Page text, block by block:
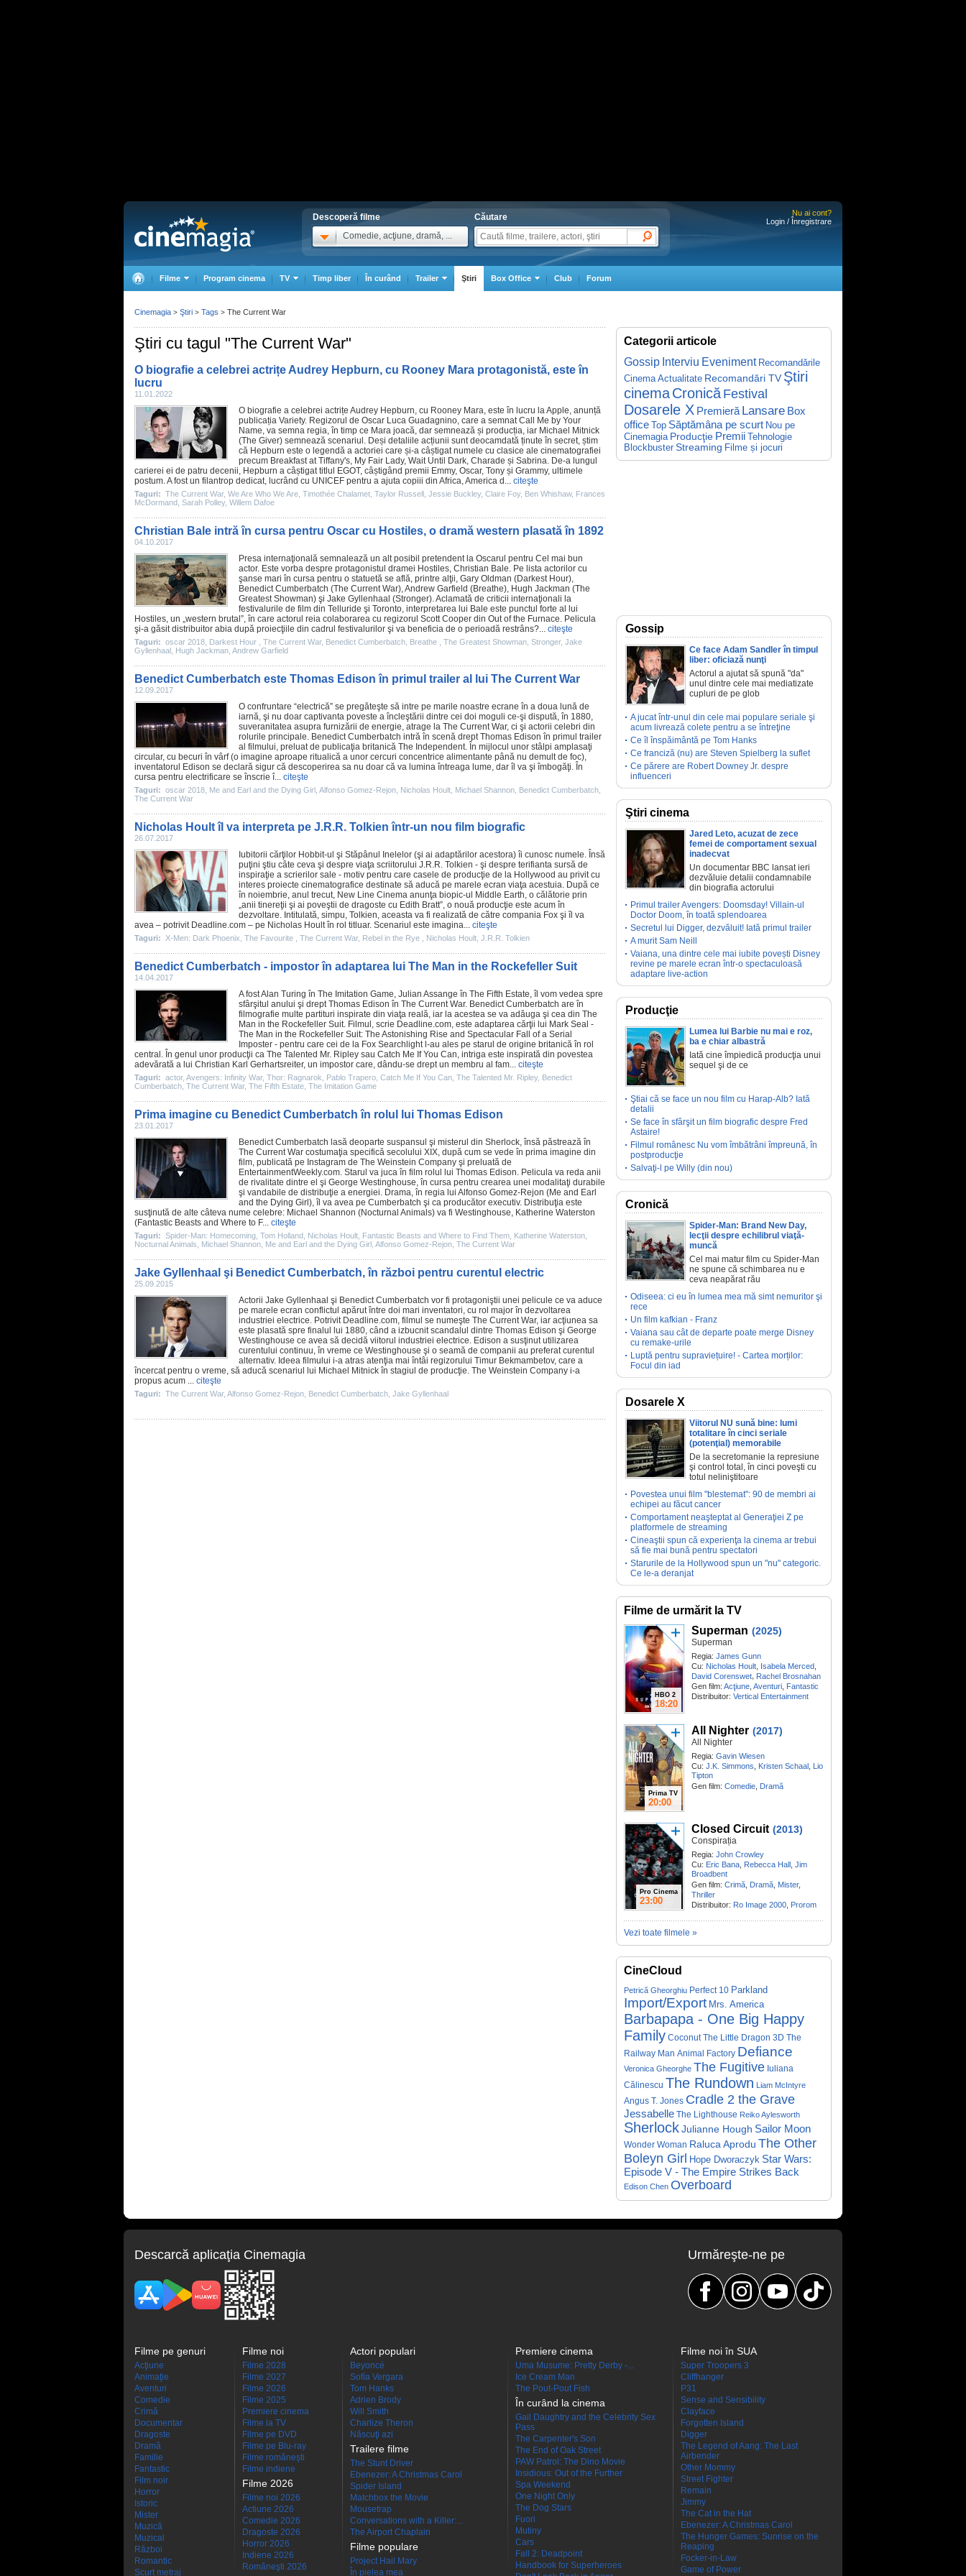
Descoperă filme
Comedie, acţiune, dramă, ...
Căutare
Nu ai cont?
Login / Înregistrare
Filme Program cinema TV Timp liber În curând Trailer Ştiri Box Office Club Forum
Ştiri cu tagul "The Current War"
O biografie a celebrei actrițe Audrey Hepburn, cu Rooney Mara protagonistă, este în
lucru
11.01.2022
O biografie a celebrei actrițe Audrey Hepburn, cu Rooney Mara, este în lucru la Apple, anunță
publicația Variety. Regizorul de Oscar Luca Guadagnino, care a semnat Call Me by Your
Name, va semna regia, în timp ce Mara joacă, dar semnează și producția, iar Michael Mitnick
(The Giver) semnează scenariul. Deși detaliile acțiunii sunt deocamdată ținute în secret, știm
că Hepburn este o legendă a actoriei care și-a câștigat numele cu clasice ale cinematografiei
precum Breakfast at Tiffany's, My Fair Lady, Wait Until Dark, Charade și Sabrina. De-a lungul
carierei ei de patru decenii, Hepburn a câștigat titlul EGOT, câștigând premii Emmy, Oscar, Tony și Grammy, ultimele
postum. A fost un filantrop dedicat, lucrând cu UNICEF pentru a ajuta copiii din Africa, America d... citeşte
Taguri: The Current War, We Are Who We Are Timothée Chalamet Taylor Russell Jessie Buckley, Claire Foy, Ben Whishaw, Frances
McDormand Sarah Polley, Willem Dafoe
Christian Bale intră în cursa pentru Oscar cu Hostiles, o dramă western plasată în 1892
04.10.2017
Presa internaţională semnalează un alt posibil pretendent la Oscarul pentru Cel mai bun
actor. Este vorba despre protagonistul dramei Hostiles, Christian Bale. Pe lista actorilor cu
şanse mari în cursa pentru o statuetă se află, printre alţii, Gary Oldman (Darkest Hour),
Benedict Cumberbatch (The Current War),Andrew Garfield (Breathe), Hugh Jackman (The
Greatest Showman) şi Jake Gyllenhaal (Stronger). Aclamată de criticii internaţionali la
festivalurile de film din Telluride şi Toronto, interpretarea lui Bale este punctul forte al lui
Hostiles, un „western brutal”, în care actorul reia colaborarea cu regizorul Scott Cooper din Out of the Furnace. Pelicula
şi-a găsit distribuitor abia după proiecţiile din cadrul festivalurilor şi va beneficia de o perioadă restrâns?... citeşte
Taguri: oscar 2018 Darkest Hour The Current War, Benedict Cumberbatch Breathe The Greatest Showman Stronger, Jake
Gyllenhaal Hugh Jackman Andrew Garfield
Benedict Cumberbatch este Thomas Edison în primul trailer al lui The Current War
12.09.2017
O confruntare “electrică” se pregăteşte să intre pe marile noastre ecrane în a doua lună de
iarnă, şi nu doar captivanta poveste a încleştării dintre cei doi moguli ce-şi dispută, în 1880,
suveranitatea asupra furnizării de energie, atrage la The Current War, ci şi actorii celebri din
rolurile principale. Benedict Cumberbatch intră în scenă drept Thomas Edison în primul trailer
al filmului, preluat de publicaţia britanică The Independent. În mijlocul unor stâlpi amplasaţi
circular, cu becuri în vârf (o imagine aproape ritualică a unor cercuri concentrice alimentante până nu demult de foc),
inventatorul Edison se declară sigur că descoperirea sa nu doar că va lumina întreaga lume, dar îl va şi îmbogăţi. În
cursa pentru electrificare se înscrie î... citeşte
Taguri: oscar 2018 Me and Earl and the Dying Girl Alfonso Gomez-Rejon Nicholas Hoult Michael Shannon Benedict Cumberbatch
The Current War
Nicholas Hoult îl va interpreta pe J.R.R. Tolkien într-un nou film biografic
26.07.2017
Iubitorii cărţilor Hobbit-ul şi Stăpânul Inelelor (şi ai adaptărilor acestora) îi cunosc numele. Însă
puţini ştiu câte ceva şi despre viaţa scriitorului J.R.R. Tolkien - şi despre terifianta sursă de
inspiraţie a scrierilor sale - motiv pentru care casele de producţie de la Hollywood au privit cu
interes proiecte cinematografice destinate să aducă pe marele ecran viaţa acestuia. După ce
în noiembrie, anul trecut, New Line Cinema anunţa biopic-ul Middle Earth, o călătorie prin
„anii tinereţii şi ai poveştii de dragoste cu Edith Bratt”, o nouă producţie este acum în
dezvoltare. Intitulată, simpu, Tolkien, aceasta va fi realizată de către compania Fox şi îl va
avea – potrivit Deadline.com – pe Nicholas Houltîn rol titluar. Scenariul este imagina... citeşte
Taguri: X-Men: Dark Phoenix The Favourite The Current War, Rebel in the Rye Nicholas Hoult J.R.R. Tolkien
Benedict Cumberbatch - impostor în adaptarea lui The Man in the Rockefeller Suit
14.04.2017
A fost Alan Turing în The Imitation Game, Julian Assange în The Fifth Estate, îl vom vedea spre
sfârşitul anului şi drept Thomas Edison în The Current War. Benedict Cumberbatch are în
filmografie multe partituri inspirate din viaţa reală, iar la acestea se va adăuga şi cea din The
Man in the Rockefeller Suit. Filmul , scrie Deadline.com, este adaptarea cărţii lui Mark Seal -
The Man in the Rockefeller Suit: The Astonishing Rise and Spectacular Fall of a Serial
Imposter - pentru care cei de la Fox Searchlight l-au ales pe starul de origine britanică în rol
central. În genul unor producţii ca The Talented Mr. Ripley sau Catch Me If You Can, intriga este inspirată din povestea
adevărată a lui Christian Karl Gerhartsreiter, un impostor care, dându-se drept un membru al fam... citeşte
Taguri: actor, Avengers: Infinity War, Thor: Ragnarok Pablo Trapero Catch Me If You Can The Talented Mr. Ripley, Benedict
Cumberbatch The Current War, The Fifth Estate The Imitation Game
Prima imagine cu Benedict Cumberbatch în rolul lui Thomas Edison
23.01.2017
Benedict Cumberbatch lasă deoparte suspansul şi misterul din Sherlock, însă păstrează în
The Current War costumaţia specifică secolului XIX, după cum se vede în prima imagine din
film, publicată pe Instagram de The Weinstein Company şi preluată de
EntertainmentWeekly.com. Starul va juca în film rolul lui Thomas Edison. Pelicula va reda anii
de rivalitate dintre el şi George Westinghouse, în cursa pentru crearea unei modalitaţi durabile
şi vandabile de distribuţie a energiei. Drama, în regia lui Alfonso Gomez-Rejon (Me and Earl
and the Dying Girl ), îl va avea pe Cumberbatch şi ca producător executiv. Distribuţia este
susţinută de alte câteva nume celebre: Michael Shannon (Nocturnal Animals) va fi Westinghouse, Katherine Waterston
(Fantastic Beasts and Where to F... citeşte
Taguri: Spider-Man: Homecoming Tom Holland Nicholas Hoult Fantastic Beasts and Where to Find Them Katherine Waterston
Nocturnal Animals
Michael Shannon Me and Earl and the Dying Girl Alfonso Gomez-Rejon The Current War
Jake Gyllenhaal şi Benedict Cumberbatch, în război pentru curentul electric
25.09.2015
Actorii Jake Gyllenhaal şi Benedict Cumberbatch vor fi protagoniştii unei pelicule ce va aduce
pe marele ecran conflictul apărut între doi mari inventatori, cu rol major în dezvoltarea
industriei electrice. Potrivit Deadline.com, filmul se numeşte The Current War, iar acţiunea sa
este plasată spre finalul lui 1880, când a izbucnit scandalul dintre Thomas Edison şi George
Westinghouse ce avea să decidă viitorul industriei electrice. Edison a susţinut utilizarea
curentului continuu, în vreme ce Westinghouse şi o seamă de companii au preferat curentul
alternativ. Ideea filmului i-a atras atenţia mai întâi regizorului Timur Bekmambetov, care a
încercat pentru o vreme, să aducă scenariul lui Michael Mitnick în stagiul de producţie. The Weinstein Company i-a
propus acum ... citeşte
Taguri: The Current War, Alfonso Gomez-Rejon Benedict Cumberbatch Jake Gyllenhaal
Categorii articole
Gossip Interviu Eveniment Recomandările
Cinema Actualitate Recomandări TV Ştiri
cinemaCronicăFestival
Dosarele X Premieră Lansare Box
office Top Săptămâna pe scurt Nou pe
Cinemagia Producţie Premii Tehnologie
Blockbuster Streaming Filme și jocuri
Gossip
Ce face Adam Sandler în timpul
liber: oficiază nunţi
Actorul a ajutat să spună "da"
unul dintre cele mai mediatizate
cupluri de pe glob
A jucat într-unul din cele mai populare seriale şi
acum livrează colete pentru a se întreţine
Ce îl înspăimântă pe Tom Hanks
Ce franciză (nu) are Steven Spielberg la suflet
Ce părere are Robert Downey Jr. despre
influenceri
Ştiri cinema
Jared Leto, acuzat de zece
femei de comportament sexual
inadecvat
Un documentar BBC lansat ieri
dezvăluie detalii condamnabile
din biografia actorului
Primul trailer Avengers: Doomsday! Villain-ul
Doctor Doom, în toată splendoarea
Secretul lui Digger, dezvăluit! Iată primul trailer
A murit Sam Neill
Vaiana, una dintre cele mai iubite povești Disney
revine pe marele ecran într-o spectaculoasă
adaptare live-action
Producţie
Lumea lui Barbie nu mai e roz,
ba e chiar albastră
Iată cine împiedică producţia unui
sequel şi de ce
Ştiai că se face un nou film cu Harap-Alb? Iată
detalii
Se face în sfârşit un film biografic despre Fred
Astaire!
Filmul românesc Nu vom îmbătrâni împreună, în
postproducţie
Salvaţi-l pe Willy (din nou)
Cronică
Spider-Man: Brand New Day,
lecţii despre echilibrul viaţă-
muncă
Cel mai matur film cu Spider-Man
ne spune că schimbarea nu e
ceva neapărat rău
Odiseea: ci eu în lumea mea mă simt nemuritor şi
rece
Un film kafkian - Franz
Vaiana sau cât de departe poate merge Disney
cu remake-urile
Luptă pentru supraviețuire! - Cartea morților:
Focul din iad
Dosarele X
Viitorul NU sună bine: lumi
totalitare în cinci seriale
(potenţial) memorabile
De la secretomanie la represiune
şi control total, în cinci poveşti cu
totul neliniştitoare
Povestea unui film "blestemat": 90 de membri ai
echipei au făcut cancer
Comportament neaşteptat al Generaţiei Z pe
platformele de streaming
Cineaştii spun că experienţa la cinema ar trebui
să fie mai bună pentru spectatori
Starurile de la Hollywood spun un "nu" categoric.
Ce le-a deranjat
Filme de urmărit la TV
HBO 2
18:20
Superman (2025)
Superman
Regia: James Gunn
Cu: Nicholas Hoult Isabela Merced
David Corenswet, Rachel Brosnahan
Gen film: Acţiune Aventuri Fantastic
Distribuitor: Vertical Entertainment
Prima TV
20:00
All Nighter (2017)
All Nighter
Regia: Gavin Wiesen
Cu: J.K. Simmons Kristen Schaal Lio
Tipton
Gen film: Comedie Dramă
Pro Cinema
23:00
Closed Circuit (2013)
Conspirația
Regia: John Crowley
Cu: Eric Bana Rebecca Hall Jim
Broadbent
Gen film: Crimă Dramă Mister,
Thriller
Distribuitor: Ro Image 2000 Prorom
Vezi toate filmele »
CineCloud
Petrică Gheorghiu Perfect 10 Parkland
Import/Export Mrs. America
Barbapapa - One Big Happy
Family Coconut The Little Dragon 3D The
Railway Man Animal Factory Defiance
Veronica Gheorghe The Fugitive Iuliana
Călinescu The Rundown Liam McIntyre
Angus T. Jones Cradle 2 the Grave
Jessabelle The Lighthouse Reiko Aylesworth
SherlockJulianne Hough Sailor Moon
Wonder Woman Raluca Aprodu The Other
Boleyn Girl Hope Dworaczyk Star Wars:
Episode V - The Empire Strikes Back
Edison Chen Overboard
Cinemagia > Ştiri > Tags > The Current War
Descarcă aplicaţia Cinemagia Urmăreşte-ne pe
Filme pe genuri
Acţiune
Animaţie
Aventuri
Comedie
Crimă
Documentar
Dragoste
Dramă
Familie
Fantastic
Film noir
Horror
Istoric
Mister
Muzică
Muzical
Război
Romantic
Scurt metraj
Filme noi
Filme 2028
Filme 2027
Filme 2026
Filme 2025
Premiere cinema
Filme la TV
Filme pe DVD
Filme pe Blu-ray
Filme româneşti
Filme indiene
Filme 2026
Filme noi 2026
Actiune 2026
Comedie 2026
Dragoste 2026
Horror 2026
Indiene 2026
Româneşti 2026
Actori populari
Beyoncé
Sofía Vergara
Tom Hanks
Adrien Brody
Will Smith
Charlize Theron
Născuţi azi
Trailere filme
The Stunt Driver
Ebenezer: A Christmas Carol
Spider Island
Matchbox the Movie
Mousetrap
Conversations with a Killer:...
The Airport Chaplain
Filme populare
Project Hail Mary
În pielea mea
Premiere cinema
Uma Musume: Pretty Derby -...
Ice Cream Man
The Pout-Pout Fish
În curând la cinema
Gail Daughtry and the Celebrity Sex
Pass
The Carpenter's Son
The End of Oak Street
PAW Patrol: The Dino Movie
Insidious: Out of the Further
Spa Weekend
One Night Only
The Dog Stars
Fuori
Mutiny
Cars
Fall 2: Deadpoint
Handbook for Superheroes
Filme noi în SUA
Super Troopers 3
Cliffhanger
P31
Sense and Sensibility
Clayface
Forgotten Island
Digger
The Legend of Aang: The Last
Airbender
Other Mommy
Street Fighter
Remain
Jimmy
The Cat in the Hat
Ebenezer: A Christmas Carol
The Hunger Games: Sunrise on the
Reaping
Focker-in-Law
Game of Power